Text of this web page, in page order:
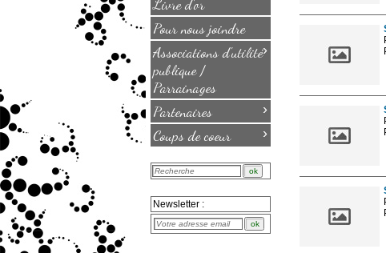
Livre d'or
Pour nous joindre
Associations d'utilité
publique /
Parrainages
›
Partenaires ›
Coups de coeur ›
Newsletter :